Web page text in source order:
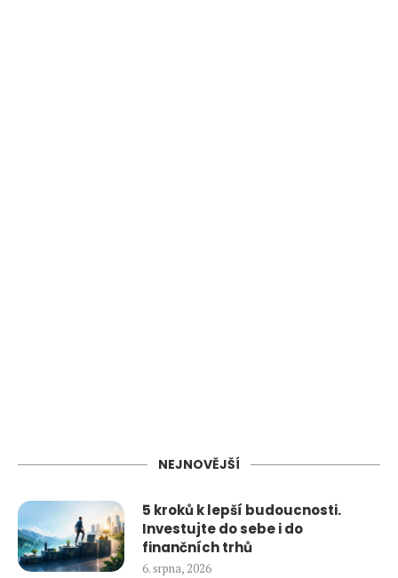
NEJNOVĚJŠÍ
5 kroků k lepší budoucnosti.
Investujte do sebe i do
finančních trhů
6. srpna, 2026